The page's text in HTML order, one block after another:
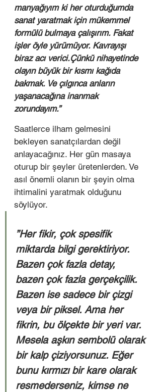
manyağıyım ki her oturduğumda
sanat yaratmak için mükemmel
formülü bulmaya çalışırım. Fakat
işler öyle yürümüyor. Kavrayışı
biraz acı verici.Çünkü nihayetinde
olayın büyük bir kısmı kağıda
bakmak. Ve çılgınca anların
yaşanacağına inanmak
zorundayım.”
Saatlerce ilham gelmesini
bekleyen sanatçılardan değil
anlayacağınız. Her gün masaya
oturup bir şeyler üretenlerden. Ve
asıl önemli olanın bir şeyin olma
ihtimalini yaratmak olduğunu
söylüyor.
”Her fikir, çok spesifik
miktarda bilgi gerektiriyor.
Bazen çok fazla detay,
bazen çok fazla gerçekçilik.
Bazen ise sadece bir çizgi
veya bir piksel. Ama her
fikrin, bu ölçekte bir yeri var.
Mesela aşkın sembolü olarak
bir kalp çiziyorsunuz. Eğer
bunu kırmızı bir kare olarak
resmederseniz, kimse ne